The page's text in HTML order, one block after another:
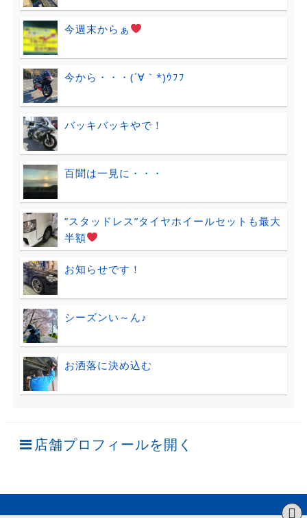
今週末からぁ
今から・・・(´∀｀*)ｳﾌﾌ
バッキバッキやで！
百聞は一見に・・・
”スタッドレス”タイヤホイールセットも最大
半額
お知らせです！
シーズンい～ん♪
お洒落に決め込む
店舗プロフィールを開く